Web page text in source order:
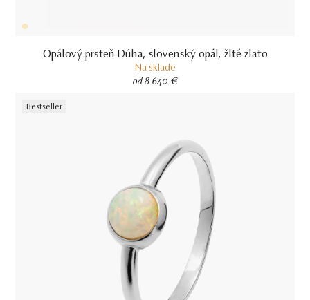
Opálový prsteň Dúha, slovenský opál, žlté zlato
Na sklade
od 8 640 €
Bestseller